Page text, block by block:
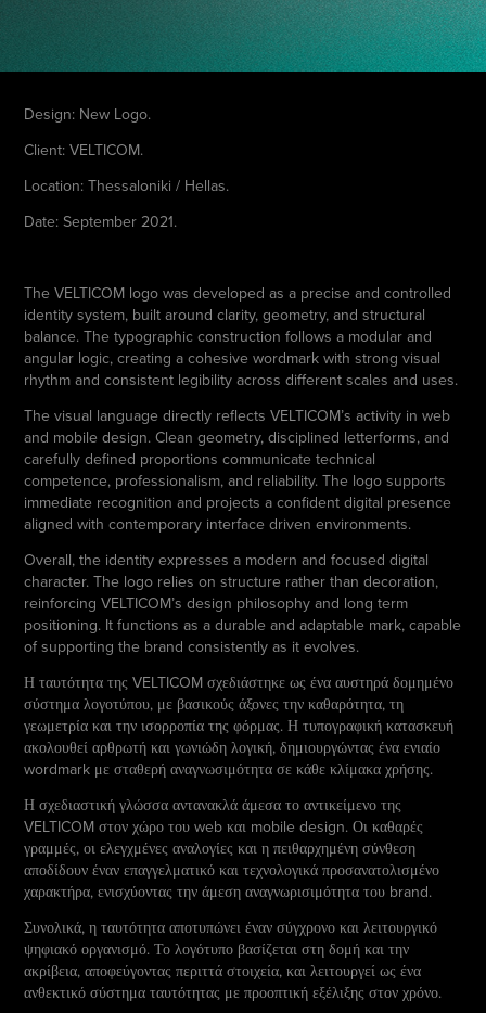
Design: New Logo.
Client: VELTICOM.
Location: Thessaloniki / Hellas.
Date: September 2021.
The VELTICOM logo was developed as a precise and controlled
identity system, built around clarity, geometry, and structural
balance. The typographic construction follows a modular and
angular logic, creating a cohesive wordmark with strong visual
rhythm and consistent legibility across different scales and uses.
The visual language directly reflects VELTICOM’s activity in web
and mobile design. Clean geometry, disciplined letterforms, and
carefully defined proportions communicate technical
competence, professionalism, and reliability. The logo supports
immediate recognition and projects a confident digital presence
aligned with contemporary interface driven environments.
Overall, the identity expresses a modern and focused digital
character. The logo relies on structure rather than decoration,
reinforcing VELTICOM’s design philosophy and long term
positioning. It functions as a durable and adaptable mark, capable
of supporting the brand consistently as it evolves.
Η ταυτότητα της VELTICOM σχεδιάστηκε ως ένα αυστηρά δομημένο
σύστημα λογοτύπου, με βασικούς άξονες την καθαρότητα, τη
γεωμετρία και την ισορροπία της φόρμας. Η τυπογραφική κατασκευή
ακολουθεί αρθρωτή και γωνιώδη λογική, δημιουργώντας ένα ενιαίο
wordmark με σταθερή αναγνωσιμότητα σε κάθε κλίμακα χρήσης.
Η σχεδιαστική γλώσσα αντανακλά άμεσα το αντικείμενο της
VELTICOM στον χώρο του web και mobile design. Οι καθαρές
γραμμές, οι ελεγχμένες αναλογίες και η πειθαρχημένη σύνθεση
αποδίδουν έναν επαγγελματικό και τεχνολογικά προσανατολισμένο
χαρακτήρα, ενισχύοντας την άμεση αναγνωρισιμότητα του brand.
Συνολικά, η ταυτότητα αποτυπώνει έναν σύγχρονο και λειτουργικό
ψηφιακό οργανισμό. Το λογότυπο βασίζεται στη δομή και την
ακρίβεια, αποφεύγοντας περιττά στοιχεία, και λειτουργεί ως ένα
ανθεκτικό σύστημα ταυτότητας με προοπτική εξέλιξης στον χρόνο.